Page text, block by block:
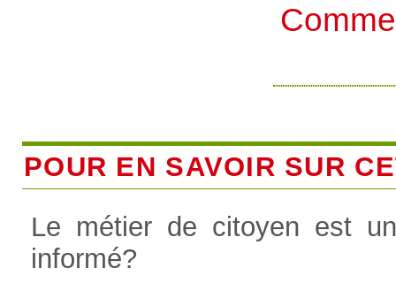
POUR EN SAVOIR SUR
Le métier de citoyen est
informé?